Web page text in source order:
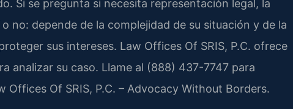
Si se pregunta si necesita representación legal, la
no: depende de la complejidad de su situación y de la
sus intereses. Law Offices Of SRIS, P.C. ofrece
analizar su caso. Llame al (888) 437-7747 para
Offices Of SRIS, P.C. – Advocacy Without Borders.